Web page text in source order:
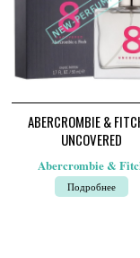
ABERCROMBIE &
UNCOVERED
Abercrombie &
Подробнее